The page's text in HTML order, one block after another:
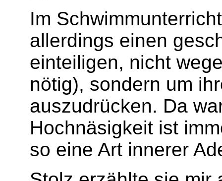
Im
allerdings einen
einteiligen, nicht
nötig), sondern um
auszudrücken. Da
Hochnäsigkeit ist
so eine Art innerer